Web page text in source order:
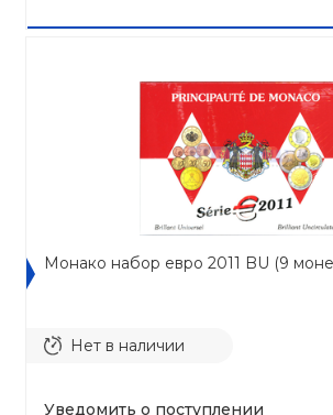
Монако набор евро 2011 BU (9
Нет в наличии
Уведомить о поступлении